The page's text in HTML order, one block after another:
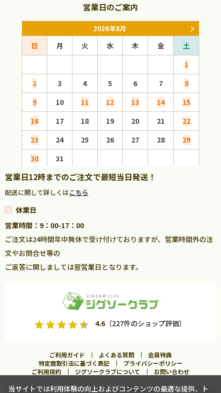
営業日のご案内
2026年8月
日 月 火 水 木 金
土
1
2
3 4 5 6 7
8
9
10 11 12 13 14
15
16
17 18 19 20 21
22
23
24 25 26 27 28
29
30
31
営業日12時までのご注文で最短当日発送！
配送に関して詳しくはこちら
休業日
営業時間：9：00-17：00
ご注文は24時間年中無休で受け付けておりますが、営業時間外の注
文やお問合せ等の
ご返答に関しましては翌営業日となります。
4.6（227件のショップ評価）
ご利用ガイド よくある質問
会員特典
特定商取引法に基づく表記
プライバシーポリシー
ご利用規約
ジグソークラブについて お問い合わせ
当サイトでは利用体験の向上およびコンテンツの最適な提供、ト